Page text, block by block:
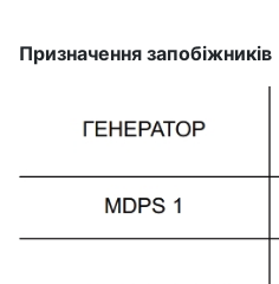
Призначення запобіжників